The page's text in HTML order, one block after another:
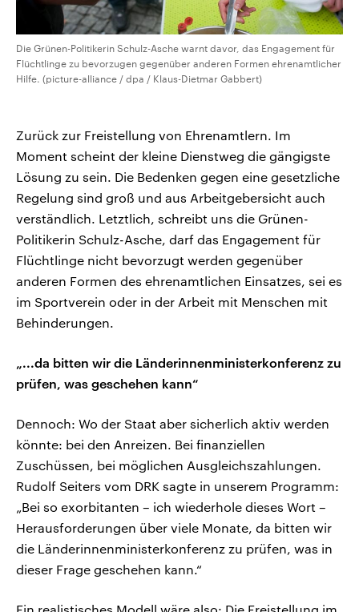
Die Grünen-Politikerin Schulz-Asche warnt davor, das Engagement für
Flüchtlinge zu bevorzugen gegenüber anderen Formen ehrenamtlicher
Hilfe. (picture-alliance / dpa / Klaus-Dietmar Gabbert)
Zurück zur Freistellung von Ehrenamtlern. Im
Moment scheint der kleine Dienstweg die gängigste
Lösung zu sein. Die Bedenken gegen eine gesetzliche
Regelung sind groß und aus Arbeitgebersicht auch
verständlich. Letztlich, schreibt uns die Grünen-
Politikerin Schulz-Asche, darf das Engagement für
Flüchtlinge nicht bevorzugt werden gegenüber
anderen Formen des ehrenamtlichen Einsatzes, sei es
im Sportverein oder in der Arbeit mit Menschen mit
Behinderungen.
„...da bitten wir die Länderinnenministerkonferenz zu
prüfen, was geschehen kann“
Dennoch: Wo der Staat aber sicherlich aktiv werden
könnte: bei den Anreizen. Bei finanziellen
Zuschüssen, bei möglichen Ausgleichszahlungen.
Rudolf Seiters vom DRK sagte in unserem Programm:
„Bei so exorbitanten – ich wiederhole dieses Wort –
Herausforderungen über viele Monate, da bitten wir
die Länderinnenministerkonferenz zu prüfen, was in
dieser Frage geschehen kann.“
Ein realistisches Modell wäre also: Die Freistellung im